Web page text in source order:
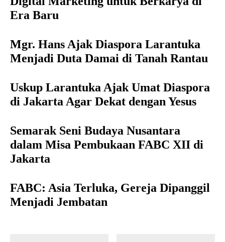
Era Baru
Mgr. Hans Ajak Diaspora Larantuka
Menjadi Duta Damai di Tanah Rantau
Uskup Larantuka Ajak Umat Diaspora
di Jakarta Agar Dekat dengan Yesus
Semarak Seni Budaya Nusantara
dalam Misa Pembukaan FABC XII di
Jakarta
FABC: Asia Terluka, Gereja Dipanggil
Menjadi Jembatan